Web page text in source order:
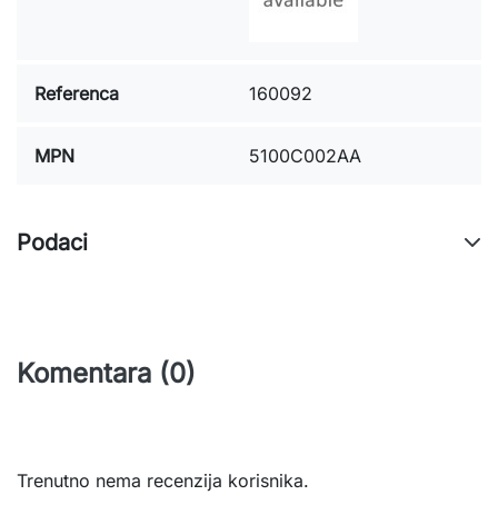
Referenca 160092
MPN 5100C002AA
Podaci
Komentara (0)
Trenutno nema recenzija korisnika.